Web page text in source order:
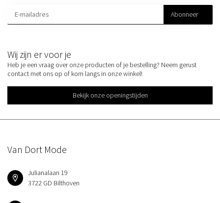
Wij zijn er voor je
Heb je een vraag over onze producten of je bestelling? Neem gerust
contact met ons op of kom langs in onze winkel!
Bekijk onze openingstijden
Abonneer
Van Dort Mode
Julianalaan 19
3722 GD Bilthoven